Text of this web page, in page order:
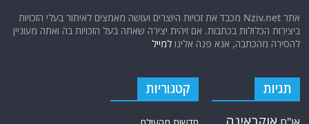
התאום החשאי בין המודיעין המצרי לקציני משמרות המהפכה האיראנים בסיני.
מה ידוע באמת?
בין וושינגטון לדמשק: מאחורי הקלעים של הניסיון האמריקני לרתום את סוריה
נגד חזבאללה ומאזן הכוחות